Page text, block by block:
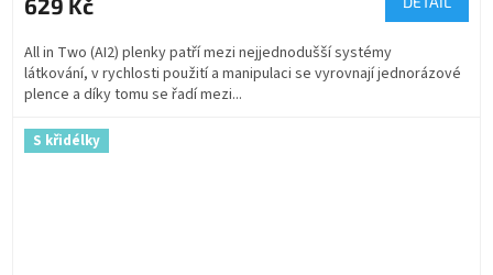
All in Two (AI2) plenky patří mezi nejjednodušší systémy
látkování, v rychlosti použití a manipulaci se vyrovnají jednorázové
plence a díky tomu se řadí mezi...
S křidélky